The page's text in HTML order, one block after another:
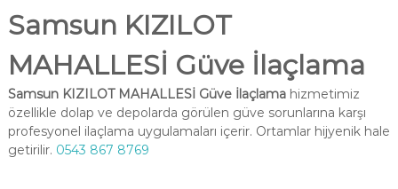
Samsun KIZILOT
MAHALLESİ Güve İlaçlama
Samsun KIZILOT MAHALLESİ Güve İlaçlamahizmetimiz
özellikle dolap ve depolarda görülen güve sorunlarına karşı
profesyonel ilaçlama uygulamaları içerir. Ortamlar hijyenik hale
getirilir. 0543 867 8769